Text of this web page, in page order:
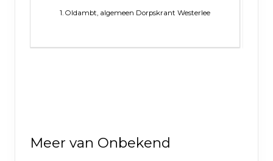
1. Oldambt, algemeen Dorpskrant Westerlee
Meer van Onbekend